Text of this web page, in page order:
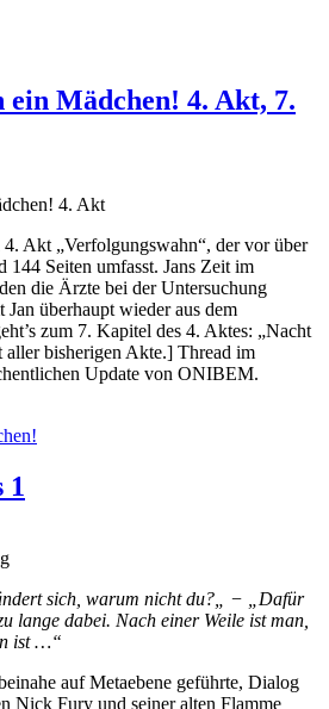
Mädchen! 4. Akt, 7.
4. Akt „Verfolgungswahn“, der vor über
144 Seiten umfasst. Jans Zeit im
die Ärzte bei der Untersuchung
überhaupt wieder aus dem
zum 7. Kapitel des 4. Aktes: „Nacht
bisherigen Akte.] Thread im
Update von ONIBEM.
1
sich, warum nicht du?
− „Dafür
lange dabei. Nach einer Weile ist man,
ist …“
auf Metaebene geführte, Dialog
Nick Fury und seiner alten Flamme